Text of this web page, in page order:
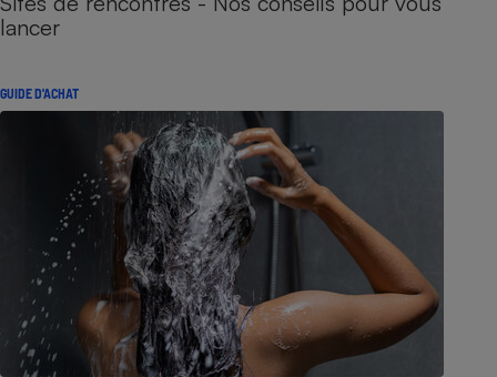
lancer
GUIDE D'ACHAT